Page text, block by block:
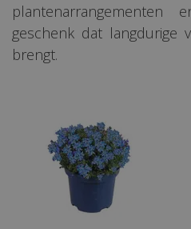
geschenk dat langdurige
brengt.